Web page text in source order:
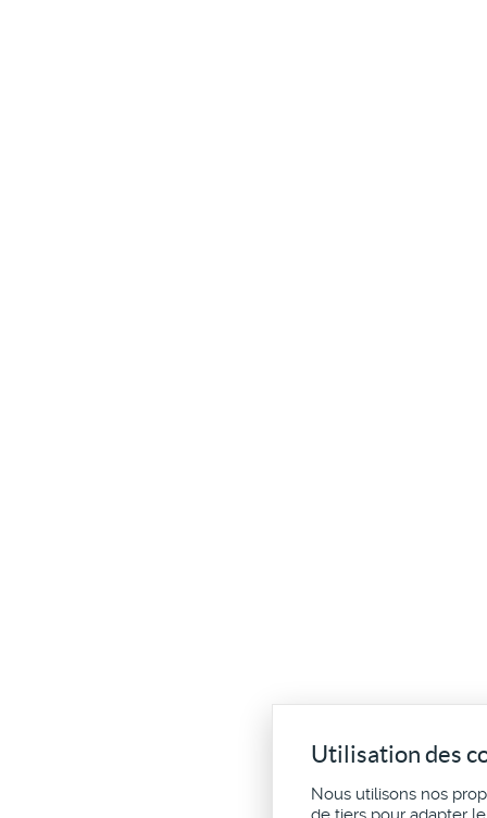
Utilisation des
Nous utilisons nos